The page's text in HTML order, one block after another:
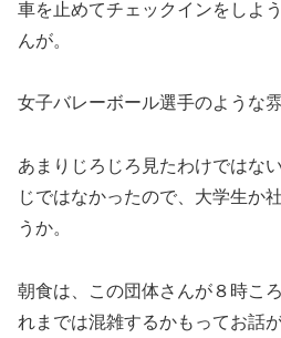
車を止めてチェックインをしよ
んが。
女子バレーボール選手のような
あまりじろじろ見たわけではな
じではなかったので、大学生か
うか。
朝食は、この団体さんが８時こ
れまでは混雑するかもってお話